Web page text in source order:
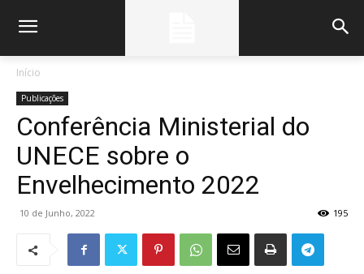
Início
Publicações
Conferência Ministerial do
UNECE sobre o
Envelhecimento 2022
10 de Junho, 2022 195